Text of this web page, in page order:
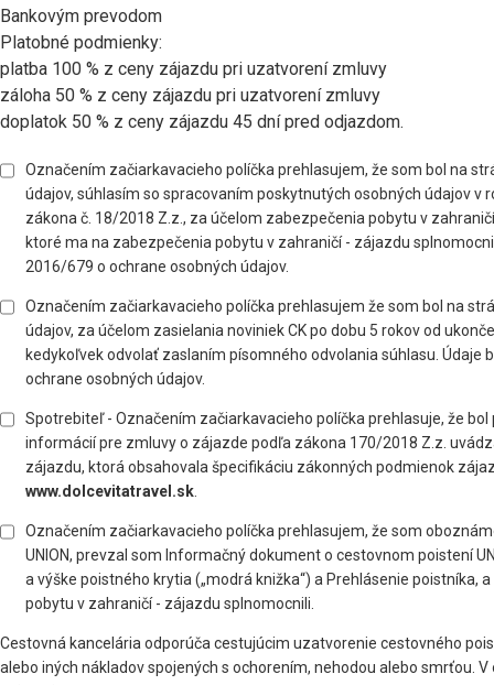
Bankovým prevodom
Platobné podmienky:
platba 100 % z ceny zájazdu pri uzatvorení zmluvy
záloha 50 % z ceny zájazdu pri uzatvorení zmluvy
doplatok 50 % z ceny zájazdu 45 dní pred odjazdom.
Označením začiarkavacieho políčka prehlasujem, že som bol na
údajov, súhlasím so spracovaním poskytnutých osobných údajov
zákona č. 18/2018 Z.z., za účelom zabezpečenia pobytu v
ktoré ma na zabezpečenia pobytu v zahraničí - zájazdu
2016/679 o ochrane osobných údajov.
Označením začiarkavacieho políčka prehlasujem že som bol na
údajov, za účelom zasielania noviniek CK po dobu 5 rokov od
kedykoľvek odvolať zaslaním písomného odvolania súhlasu. Údaje
ochrane osobných údajov.
Spotrebiteľ - Označením začiarkavacieho políčka prehlasuje, že
informácií pre zmluvy o zájazde podľa zákona 170/2018 Z.z.
zájazdu, ktorá obsahovala špecifikáciu zákonných podmienok
www.dolcevitatravel.sk
Označením začiarkavacieho políčka prehlasujem, že som
UNION, prevzal som Informačný dokument o cestovnom poistení
a výške poistného krytia („modrá knižka“) a Prehlásenie
pobytu v zahraničí - zájazdu splnomocnili.
Cestovná kancelária odporúča cestujúcim uzatvorenie cestovného
alebo iných nákladov spojených s ochorením, nehodou alebo smrťou.